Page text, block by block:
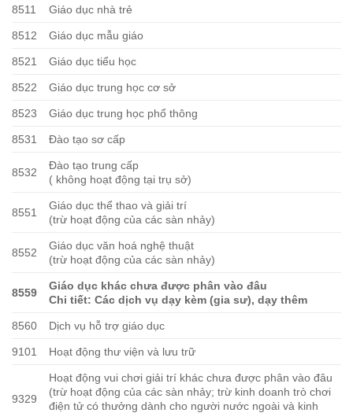
8511 Giáo dục nhà trẻ
8512 Giáo dục mẫu giáo
8521 Giáo dục tiểu học
8522 Giáo dục trung học cơ sở
8523 Giáo dục trung học phổ thông
8531 Đào tạo sơ cấp
8532
Đào tạo trung cấp
( không hoạt động tại trụ sở)
8551
Giáo dục thể thao và giải trí
(trừ hoạt động của các sàn nhảy)
8552
Giáo dục văn hoá nghệ thuật
(trừ hoạt động của các sàn nhảy)
8559
Giáo dục khác chưa được phân vào đâu
Chi tiết: Các dịch vụ dạy kèm (gia sư), dạy thêm
8560 Dịch vụ hỗ trợ giáo dục
9101 Hoạt động thư viện và lưu trữ
9329
Hoạt động vui chơi giải trí khác chưa được phân vào đâu
(trừ hoạt động của các sàn nhảy; trừ kinh doanh trò chơi
điện tử có thưởng dành cho người nước ngoài và kinh